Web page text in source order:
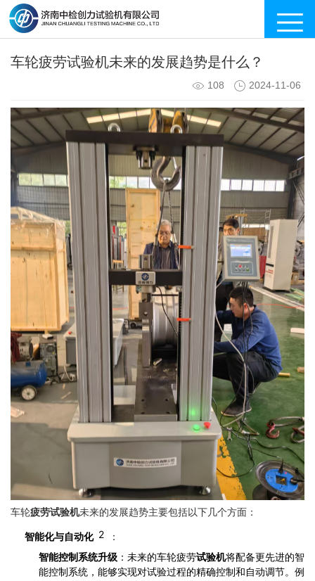
车轮疲劳试验机未来的发展趋势是什么？
108 2024-11-06
车轮疲劳试验机未来的发展趋势主要包括以下几个方面：
智能化与自动化 2
：
智能控制系统升级 ：未来的车轮疲劳试验机将配备更先进的智
能控制系统，能够实现对试验过程的精确控制和自动调节。例